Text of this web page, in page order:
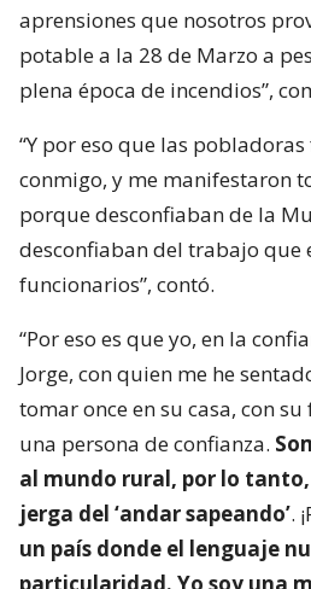
aprensiones que nosotros
potable a la 28 de Marzo a
plena época de incendios”,
“Y por eso que las
conmigo, y me manifestaron
porque desconfiaban de la
desconfiaban del trabajo que
funcionarios”, contó.
“Por eso es que yo, en la
Jorge, con quien me he
tomar once en su casa, con
una persona de confianza.
al mundo rural, por lo
jerga del ‘andar sapeando’.
un país donde el lenguaje
particularidad. Yo soy una